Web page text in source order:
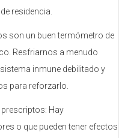
residencia.
son un buen termómetro de
Resfriarnos a menudo
inmune debilitado y
para reforzarlo.
Hay
o que pueden tener efectos